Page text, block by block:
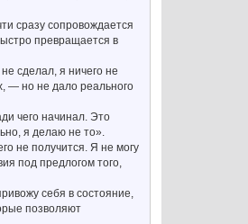
сразу сопровождается
превращается в
сделал, я ничего не
— но не дало реального
чего начинал. Это
я делаю не то».
не получится. Я не могу
под предлогом того,
себя в состояние,
позволяют